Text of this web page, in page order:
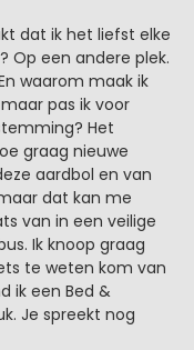
dat ik het liefst elke
Op een andere plek.
waarom maak ik
pas ik voor
Het
graag nieuwe
aardbol en van
dat kan me
van in een veilige
Ik knoop graag
te weten kom van
ik een Bed &
Je spreekt nog